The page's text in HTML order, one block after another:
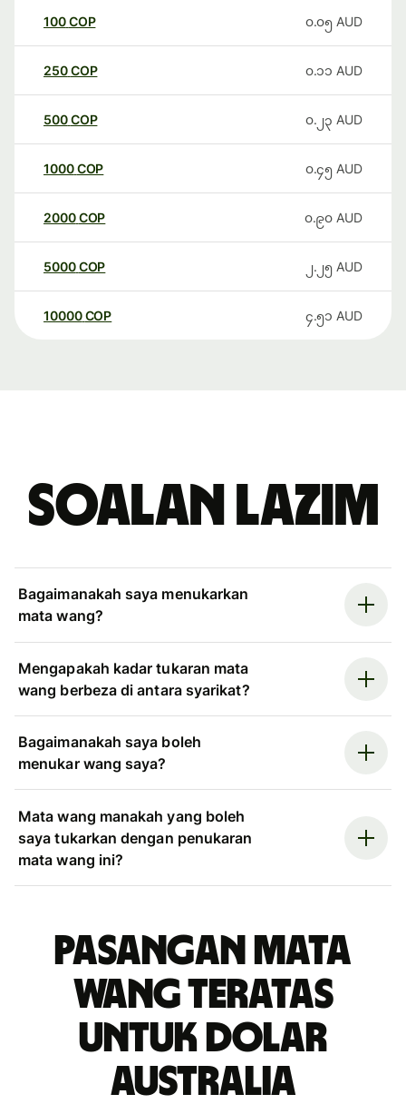
100COP ၀.၀၅ AUD
250COP ၀.၁၁ AUD
500COP ၀.၂၃ AUD
1000COP ၀.၄၅ AUD
2000COP ၀.၉၀ AUD
5000COP ၂.၂၅ AUD
10000 COP ၄.၅၁ AUD
Soalan Lazim
Bagaimanakah saya menukarkan
mata wang?
Mengapakah kadar tukaran mata
wang berbeza di antara syarikat?
Bagaimanakah saya boleh
menukar wang saya?
Mata wang manakah yang boleh
saya tukarkan dengan penukaran
mata wang ini?
Pasangan mata
wang teratas
untuk dolar
Australia